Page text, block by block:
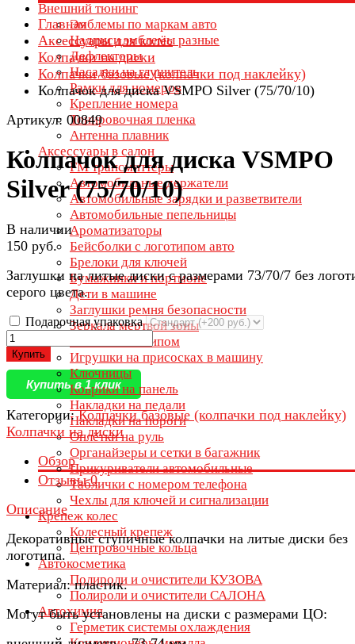
Внешний тюнинг
Эмблемы по маркам авто
Надписи эмблемы разные
Дефлекторы
Насадки на глушитель
Рамки для номеров
Крепление номера
Тонировочная пленка
Антенна плавник
Аксессуары в салон
FM трансмиттеры
Автомобильные держатели
Автомобильные зарядки и разветвители
Автомобильные пепельницы
Ароматизаторы
Бейсболки с логотипом авто
Брелоки для ключей
Бумажники и портмоне
Дети в машине
Заглушки ремня безопасности
Зеркала мертвой зоны
Зонты с логотипом
Игрушки на присосках в машину
Ключницы
Коврики на панель
Накладки на педали
Накладки на пороги
Оплётки на руль
Органайзеры и сетки в багажник
Прикуриватели автомобильные
Таблички с номером телефона
Чехлы для ключей и сигнализации
Крепеж колес
Колесный крепеж
Центровочные кольца
Автокосметика
Полироли и очистители КУЗОВА
Полироли и очистители САЛОНА
Автохимия
Герметик системы охлаждения
Главная
Аксессуары для колёс
Колпачки на диски
Колпачки базовые (колпачки под наклейку)
Колпачок для диска VSMPO Silver (75/70/10)
Артикул: 00849
Колпачок для диска VSMPO
Silver (75/70/10)
В наличии
150 руб.
Заглушки на литые диски с размерами 73/70/7 без
серого цвета.
Подарочная упаковка
Купить
Купить в 1 клик
Категории:Колпачки базовые (колпачки под наклейку)
Колпачки на диски
Обзор
Отзывы0
Описание
Декоративные ступичные колпачки на литые диски без
логотипа.
Материал: пластик.
Могут быть установлены на диски с размерами ЦО: